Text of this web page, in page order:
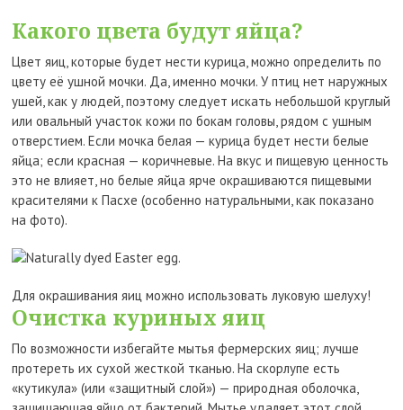
Какого цвета будут яйца?
Цвет яиц, которые будет нести курица, можно определить по
цвету её ушной мочки. Да, именно мочки. У птиц нет наружных
ушей, как у людей, поэтому следует искать небольшой круглый
или овальный участок кожи по бокам головы, рядом с ушным
отверстием. Если мочка белая — курица будет нести белые
яйца; если красная — коричневые. На вкус и пищевую ценность
это не влияет, но белые яйца ярче окрашиваются пищевыми
красителями к Пасхе (особенно натуральными, как показано
на фото).
Для окрашивания яиц можно использовать луковую шелуху!
Очистка куриных яиц
По возможности избегайте мытья фермерских яиц; лучше
протереть их сухой жесткой тканью. На скорлупе есть
«кутикула» (или «защитный слой») — природная оболочка,